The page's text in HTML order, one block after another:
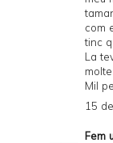
com
tinc
La
Mil
15
Fem